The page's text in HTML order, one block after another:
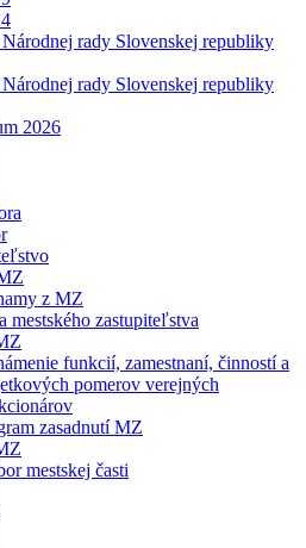
rady Slovenskej republiky
rady Slovenskej republiky
2026
z MZ
mestského zastupiteľstva
funkcií, zamestnaní, činností a
pomerov verejných
zasadnutí MZ
mestskej časti